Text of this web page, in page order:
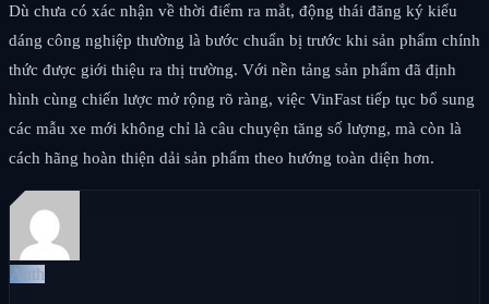
Dù chưa có xác nhận về thời điểm ra mắt, động thái đăng ký kiểu
dáng công nghiệp thường là bước chuẩn bị trước khi sản phẩm chính
thức được giới thiệu ra thị trường. Với nền tảng sản phẩm đã định
hình cùng chiến lược mở rộng rõ ràng, việc VinFast tiếp tục bổ sung
các mẫu xe mới không chỉ là câu chuyện tăng số lượng, mà còn là
cách hãng hoàn thiện dải sản phẩm theo hướng toàn diện hơn.
Auth